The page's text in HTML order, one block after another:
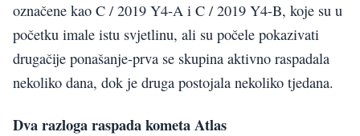
označene kao C / 2019 Y4-A i C / 2019 Y4-B, koje su u
početku imale istu svjetlinu, ali su počele pokazivati
drugačije ponašanje-prva se skupina aktivno raspadala
nekoliko dana, dok je druga postojala nekoliko tjedana.
Dva razloga raspada kometa Atlas